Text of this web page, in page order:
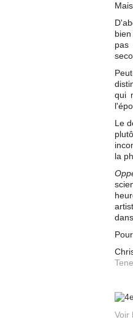
pas
qui
Le
la
Voir